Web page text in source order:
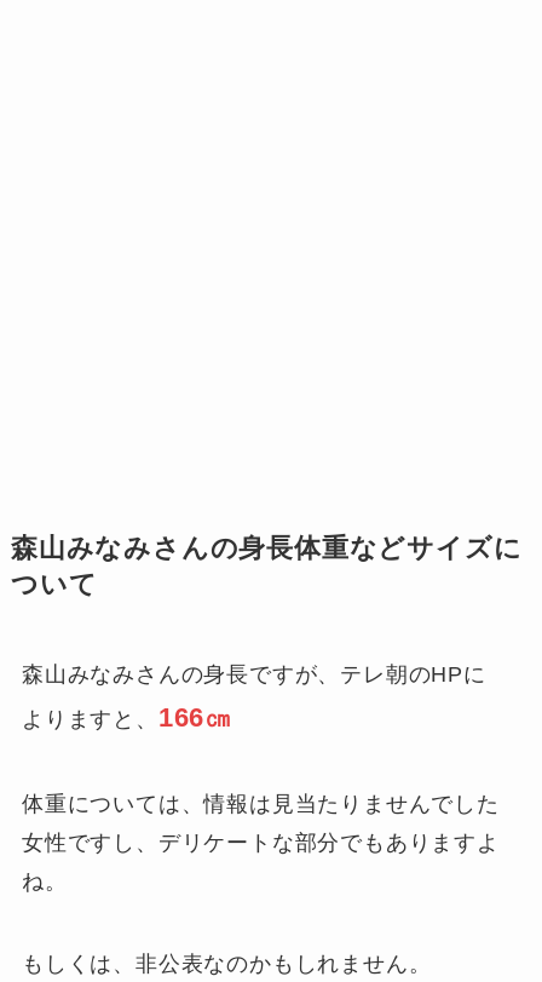
森山みなみさんの身長体重などサイズに
ついて
森山みなみさんの身長ですが、テレ朝のHPに
よりますと、 166㎝
体重については、情報は見当たりませんでした
女性ですし、デリケートな部分でもありますよ
ね。
もしくは、非公表なのかもしれません。